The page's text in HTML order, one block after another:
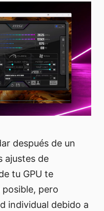
después de un
ajustes de
tu GPU te
pero
individual debido a